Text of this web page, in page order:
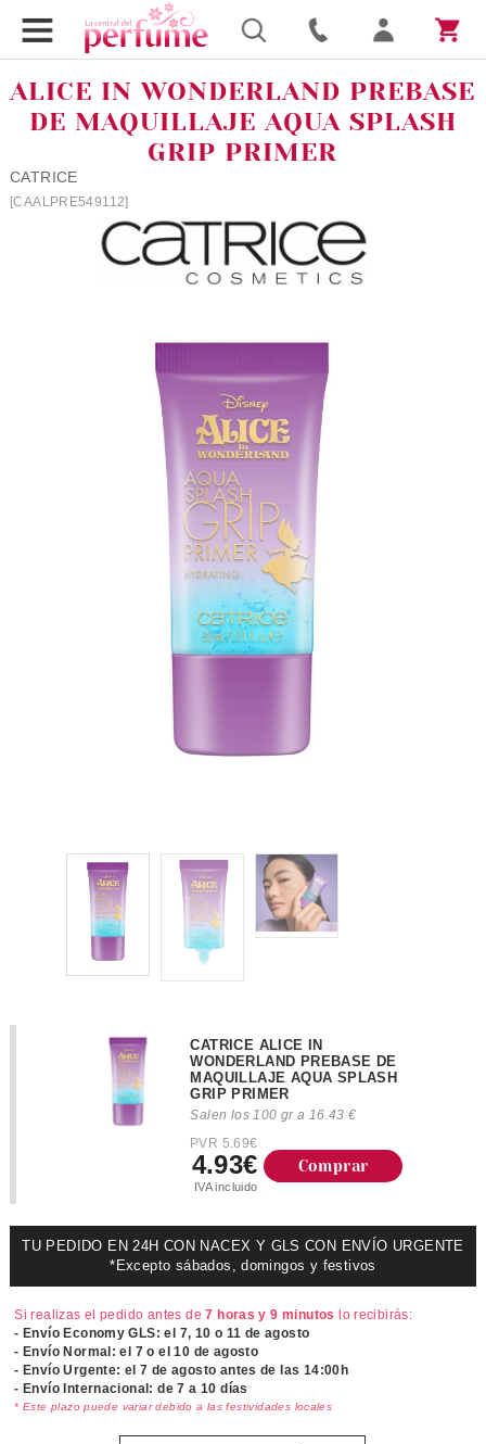
ALICE IN WONDERLAND PREBASE
DE MAQUILLAJE AQUA SPLASH
GRIP PRIMER
CATRICE
[CAALPRE549112]
CATRICE ALICE IN
WONDERLAND PREBASE DE
MAQUILLAJE AQUA SPLASH
GRIP PRIMER
Salen los 100 gr a 16.43 €
PVR 5.69€
4.93€
IVA incluido
Comprar
TU PEDIDO EN 24H CON NACEX Y GLS CON ENVÍO URGENTE
*Excepto sábados, domingos y festivos
Si realizas el pedido antes de7 horas y 9 minutos
lo recibirás:
- Envío Economy GLS: el 7, 10 o 11 de agosto
- Envío Normal: el 7 o el 10 de agosto
- Envío Urgente: el7 de agosto antes de las 14:00h
- Envío Internacional: de 7 a 10 días
* Este plazo puede variar debido a las festividades locales